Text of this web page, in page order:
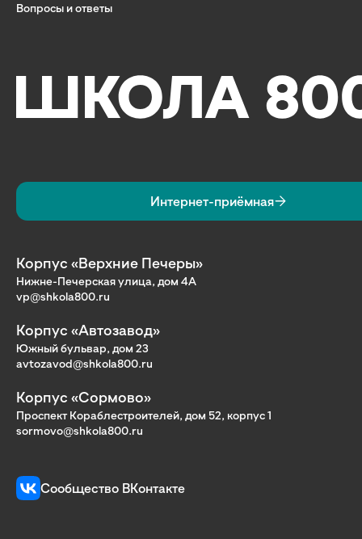
Вопросы и ответы
Интернет-приёмная
Корпус «Верхние Печеры»
Нижне-Печерская улица, дом 4А
vp@shkola800.ru
Корпус «Автозавод»
Южный бульвар, дом 23
avtozavod@shkola800.ru
Корпус «Сормово»
Проспект Кораблестроителей, дом 52, корпус 1
sormovo@shkola800.ru
Сообщество ВКонтакте